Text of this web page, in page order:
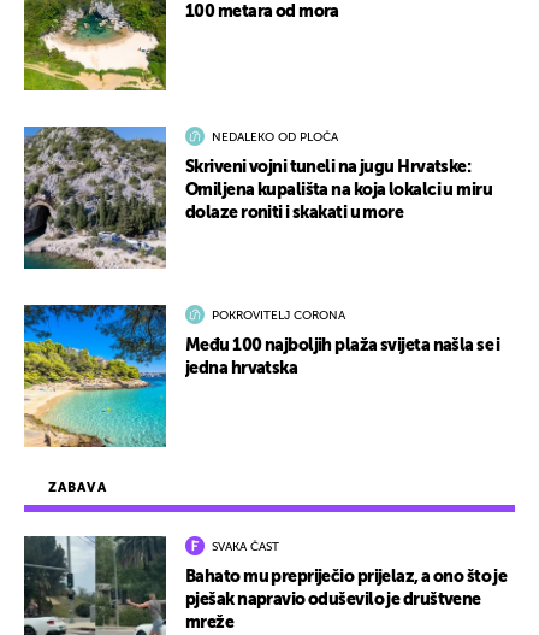
ZABAVA
SVAKA ČAST
Bahato mu prepriječio prijelaz, a ono što je
pješak napravio oduševilo je društvene
mreže
100 metara od mora
NEDALEKO OD PLOČA
Skriveni vojni tuneli na jugu Hrvatske:
Omiljena kupališta na koja lokalci u miru
dolaze roniti i skakati u more
POKROVITELJ CORONA
Među 100 najboljih plaža svijeta našla se i
jedna hrvatska